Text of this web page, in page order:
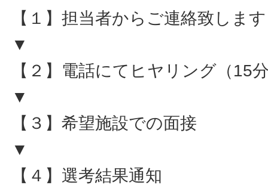
【１】担当者からご連絡致します
▼
【２】電話にてヒヤリング（15
▼
【３】希望施設での面接
▼
【４】選考結果通知